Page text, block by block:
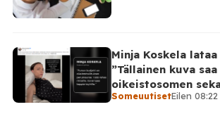
Minja Koskela
”Tällainen kuva
oikeistosomen
SomeuutisetEilen 08:22